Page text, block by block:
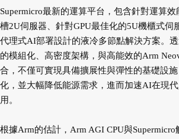
Supermicro最新的運算平台，包含針對運算
槽2U伺服器、針對GPU最佳化的5U機櫃式伺
代理式AI部署設計的液冷多節點解決方案。
的模組化、高密度架構，與高能效的Arm
合，不僅可實現具備擴展性與彈性的基礎設
化，並大幅降低能源需求，進而加速AI在現
用。
根據Arm的估計，Arm AGI CPU與